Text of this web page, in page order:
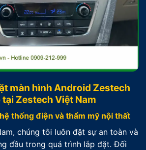
màn hình Android Zestech
Zestech Việt Nam
thống điện và thẩm mỹ nội thất
chúng tôi luôn đặt sự an toàn và
đầu trong quá trình lắp đặt. Đối